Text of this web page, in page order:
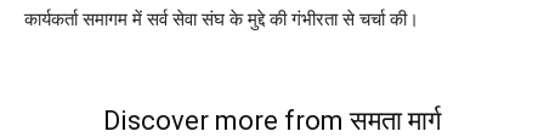
कार्यकर्ता समागम में सर्व सेवा संघ के मुद्दे की गंभीरता से चर्चा की।
Discover more from समता मार्ग